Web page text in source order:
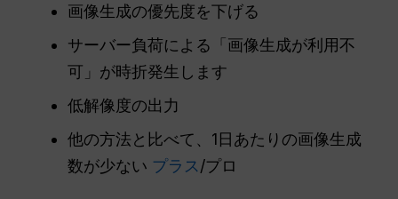
画像生成の優先度を下げる
サーバー負荷による「画像生成が利用不
可」が時折発生します
低解像度の出力
他の方法と比べて、1日あたりの画像生成
数が少ない プラス/プロ